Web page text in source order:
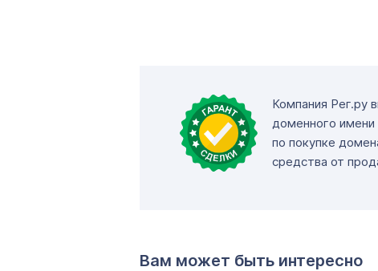
Компания Рег.ру
доменного имени
по покупке
средства от
Вам может быть интересно